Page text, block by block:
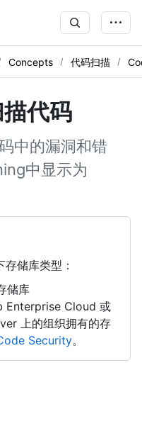
Concepts 代码扫描
代码
中的漏洞和错
中显示为
储库类型：
储库
Enterprise Cloud 或
上的组织拥有的存
Security。